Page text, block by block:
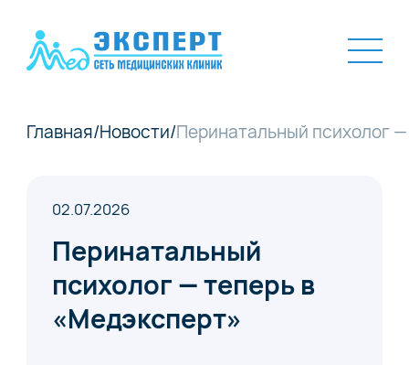
Главная/Новости/Перинатальный психолог
02.07.2026
Перинатальный
психолог — теперь в
«Медэксперт»